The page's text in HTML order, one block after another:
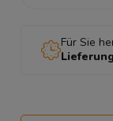
Für Sie